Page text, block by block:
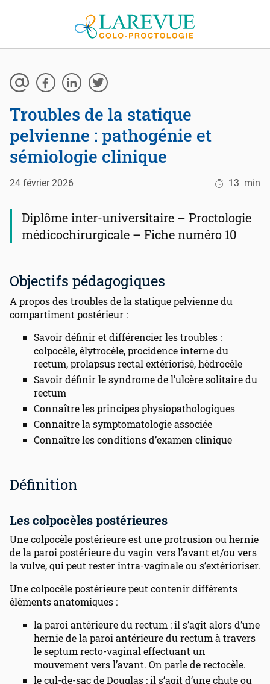
Troubles de la statique
pelvienne : pathogénie et
sémiologie clinique
24 février 2026 13 min
Diplôme inter-universitaire – Proctologie
médicochirurgicale – Fiche numéro 10
Objectifs pédagogiques
A propos des troubles de la statique pelvienne du
compartiment postérieur :
Savoir définir et différencier les troubles :
colpocèle, élytrocèle, procidence interne du
rectum, prolapsus rectal extériorisé, hédrocèle
Savoir définir le syndrome de l’ulcère solitaire du
rectum
Connaître les principes physiopathologiques
Connaître la symptomatologie associée
Connaître les conditions d’examen clinique
Définition
Les colpocèles postérieures
Une colpocèle postérieure est une protrusion ou hernie
de la paroi postérieure du vagin vers l’avant et/ou vers
la vulve, qui peut rester intra-vaginale ou s’extérioriser.
Une colpocèle postérieure peut contenir différents
éléments anatomiques :
la paroi antérieure du rectum : il s’agit alors d’une
hernie de la paroi antérieure du rectum à travers
le septum recto-vaginal effectuant un
mouvement vers l’avant. On parle de rectocèle.
le cul-de-sac de Douglas : il s’agit d’une chute ou